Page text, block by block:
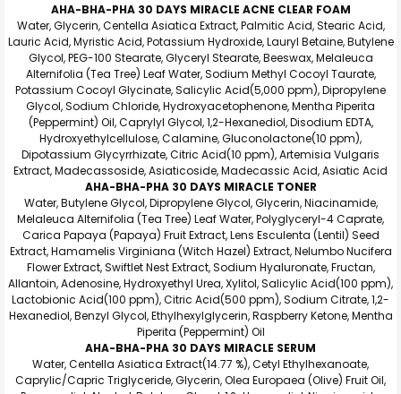
AHA-BHA-PHA 30 DAYS MIRACLE ACNE CLEAR FOAM
Water, Glycerin, Centella Asiatica Extract, Palmitic Acid, Stearic Acid,
Lauric Acid, Myristic Acid, Potassium Hydroxide, Lauryl Betaine, Butylene
Glycol, PEG-100 Stearate, Glyceryl Stearate, Beeswax, Melaleuca
Alternifolia (Tea Tree) Leaf Water, Sodium Methyl Cocoyl Taurate,
Potassium Cocoyl Glycinate, Salicylic Acid(5,000 ppm), Dipropylene
Glycol, Sodium Chloride, Hydroxyacetophenone, Mentha Piperita
(Peppermint) Oil, Caprylyl Glycol, 1,2-Hexanediol, Disodium EDTA,
Hydroxyethylcellulose, Calamine, Gluconolactone(10 ppm),
Dipotassium Glycyrrhizate, Citric Acid(10 ppm), Artemisia Vulgaris
Extract, Madecassoside, Asiaticoside, Madecassic Acid, Asiatic Acid
AHA-BHA-PHA 30 DAYS MIRACLE TONER
Water, Butylene Glycol, Dipropylene Glycol, Glycerin, Niacinamide,
Melaleuca Alternifolia (Tea Tree) Leaf Water, Polyglyceryl-4 Caprate,
Carica Papaya (Papaya) Fruit Extract, Lens Esculenta (Lentil) Seed
Extract, Hamamelis Virginiana (Witch Hazel) Extract, Nelumbo Nucifera
Flower Extract, Swiftlet Nest Extract, Sodium Hyaluronate, Fructan,
Allantoin, Adenosine, Hydroxyethyl Urea, Xylitol, Salicylic Acid(100 ppm),
Lactobionic Acid(100 ppm), Citric Acid(500 ppm), Sodium Citrate, 1,2-
Hexanediol, Benzyl Glycol, Ethylhexylglycerin, Raspberry Ketone, Mentha
Piperita (Peppermint) Oil
AHA-BHA-PHA 30 DAYS MIRACLE SERUM
Water, Centella Asiatica Extract(14.77 %), Cetyl Ethylhexanoate,
Caprylic/Capric Triglyceride, Glycerin, Olea Europaea (Olive) Fruit Oil,